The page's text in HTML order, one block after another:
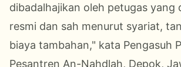
dibadalhajikan oleh petugas yang
resmi dan sah menurut syariat,
biaya tambahan," kata Pengasuh
Pesantren An-Nahdlah, Depok,